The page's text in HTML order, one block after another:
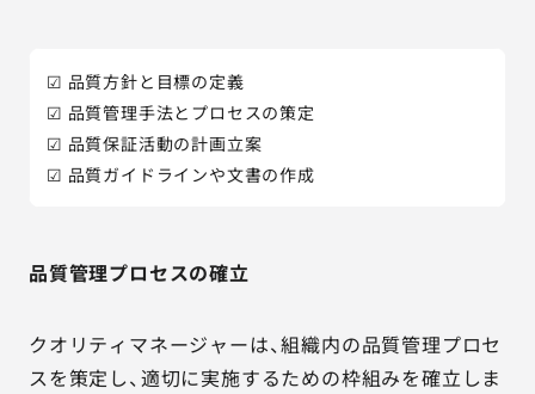
☑ 品質方針と目標の定義
☑ 品質管理手法とプロセスの策定
☑ 品質保証活動の計画立案
☑ 品質ガイドラインや文書の作成
品質管理プロセスの確立
クオリティマネージャーは、組織内の品質管理プロセ
スを策定し、適切に実施するための枠組みを確立しま